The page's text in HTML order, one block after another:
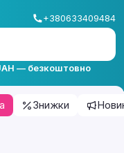
+380633409484
— безкоштовно
Знижки